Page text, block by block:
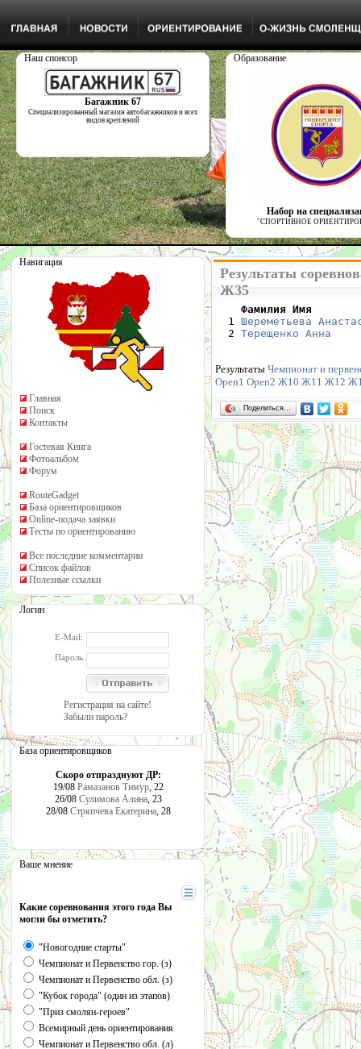
Наш спонсор
Багажник 67
Специализированный магазин автобагажников и всех
видов креплений
Образование
Набор на
"СПОРТИВНОЕ
Навигация
Главная
Поиск
Контакты
Гостевая Книга
Фотоальбом
Форум
RouteGadget
База ориентировщиков
Online-подача заявки
Тесты по ориентированию
Все последние комментарии
Список файлов
Полезные ссылки
Логин
E-Mail:
Пароль
Регистрация на сайте!
Забыли пароль?
База ориентировщиков
Скоро отпразднуют ДР:
19/08 Рамазанов Тимур, 22
26/08 Сулимова Алина, 23
28/08 Стряпчева Екатерина, 28
Ваше мнение
Какие соревнования этого года Вы
могли бы отметить?
"Новогодние старты"
Чемпионат и Первенство гор. (з)
Чемпионат и Первенство обл. (з)
"Кубок города" (один из этапов)
"Приз смолян-героев"
Всемирный день ориентирования
Чемпионат и Первенство обл. (л)
Результаты
Ж35
Фамилия Имя
1 Шереметьева
  2
Терещенко Анна
Результаты Чемпионат и
Open1 Open2 Ж10 Ж11 Ж12
Поделиться…